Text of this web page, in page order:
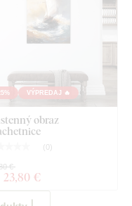
VÝPREDAJ 🔥
obraz
( 0)
23,80 €
€